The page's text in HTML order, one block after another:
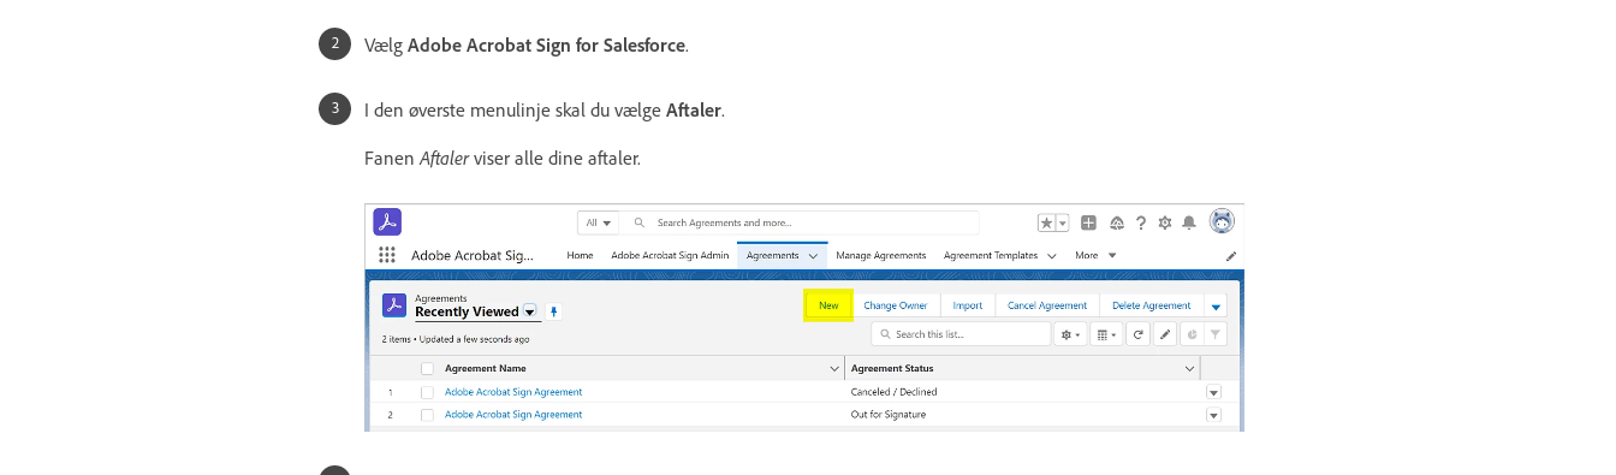
Vælg Adobe Acrobat Sign for Salesforce.
I den øverste menulinje skal du vælge Aftaler.
Fanen Aftalerviser alle dine aftaler.